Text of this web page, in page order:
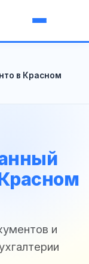
в Красном
и